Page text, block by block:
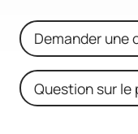
Demander une
Question sur le